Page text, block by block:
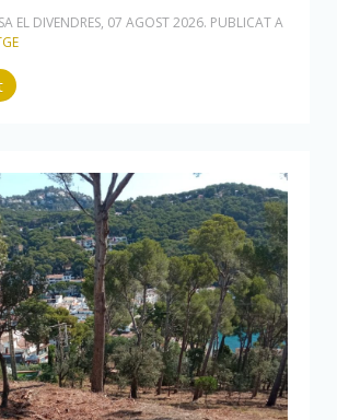
EL DIVENDRES, 07 AGOST 2026. PUBLICAT A